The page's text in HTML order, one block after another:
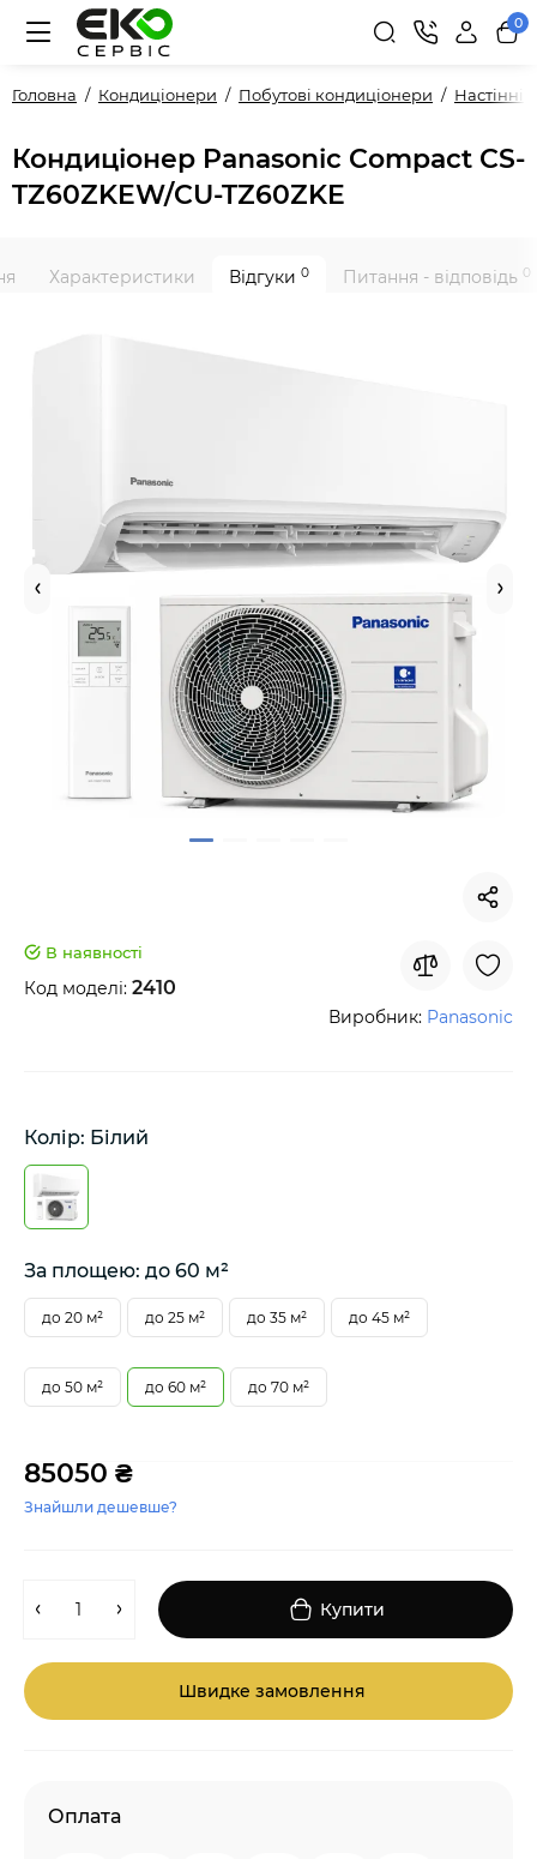
0
Головна Кондиціонери Побутові кондиціонери Настінні
Кондиціонер Panasonic Compact CS-
TZ60ZKEW/CU-TZ60ZKE
Характеристики Відгуки 0 Питання - відповідь 0
В наявності
Код моделі: 2410
Виробник: Panasonic
Колір: Білий
За площею: до 60 м²
до 20 м² до 25 м² до 35 м² до 45 м²
до 50 м² до 60 м² до 70 м²
85050 ₴
Знайшли дешевше?
Купити
Швидке замовлення
Оплата